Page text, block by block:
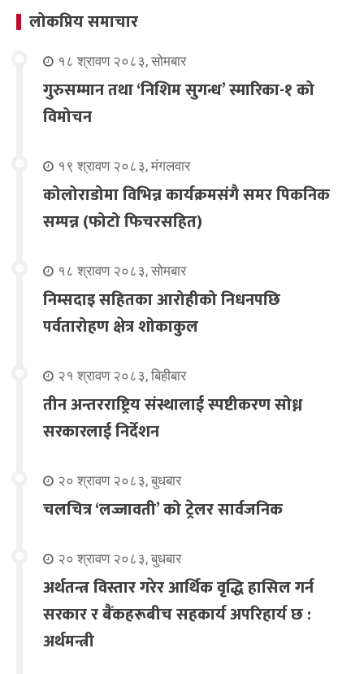
लोकप्रिय समाचार
१८ श्रावण २०८३, सोमबार
गुरुसम्मान तथा ‘निशिम सुगन्ध’ स्मारिका-१ को
विमोचन
१९ श्रावण २०८३, मंगलवार
कोलोराडोमा विभिन्न कार्यक्रमसंगै समर पिकनिक
सम्पन्न (फोटो फिचरसहित)
१८ श्रावण २०८३, सोमबार
निम्सदाइ सहितका आरोहीको निधनपछि
पर्वतारोहण क्षेत्र शोकाकुल
२१ श्रावण २०८३, बिहीबार
तीन अन्तरराष्ट्रिय संस्थालाई स्पष्टीकरण सोध्न
सरकारलाई निर्देशन
२० श्रावण २०८३, बुधबार
चलचित्र ‘लज्जावती’ को ट्रेलर सार्वजनिक
२० श्रावण २०८३, बुधबार
अर्थतन्त्र विस्तार गरेर आर्थिक वृद्धि हासिल गर्न
सरकार र बैंकहरूबीच सहकार्य अपरिहार्य छ :
अर्थमन्त्री